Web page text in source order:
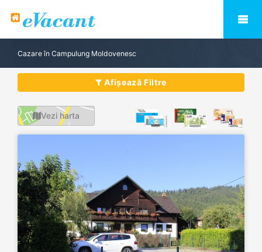
Cazare în Campulung Moldovenesc
Afișează Filtre
Vezi harta